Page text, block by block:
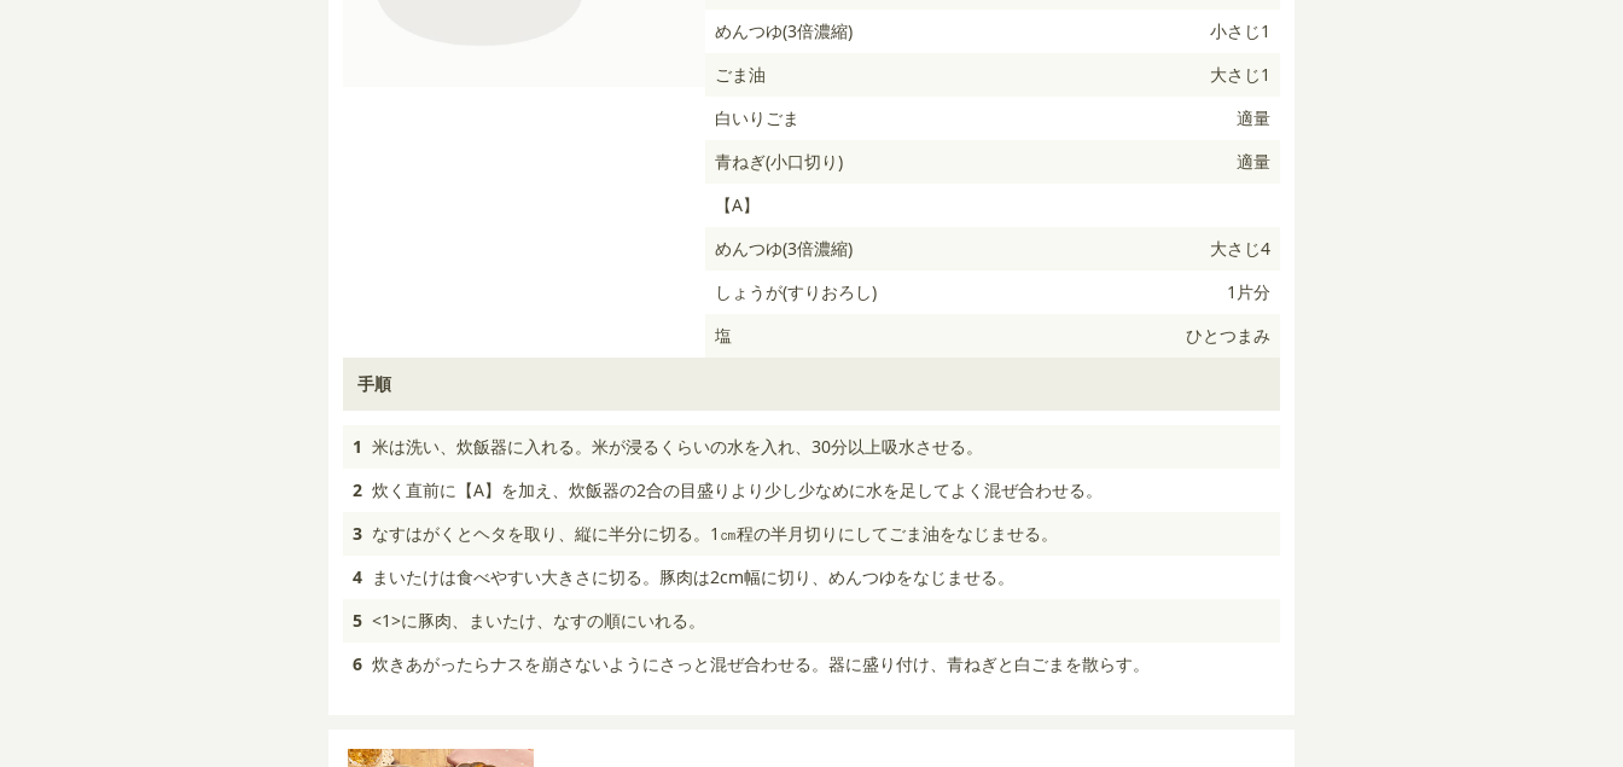
めんつゆ(3倍濃縮)
小さじ1
ごま油
大さじ1
白いりごま
適量
青ねぎ(小口切り)
適量
【A】
めんつゆ(3倍濃縮)
大さじ4
しょうが(すりおろし)
1片分
塩
ひとつまみ
手順
1 米は洗い、炊飯器に入れる。米が浸るくらいの水を入れ、30分以上吸水させる。
2 炊く直前に【A】を加え、炊飯器の2合の目盛りより少し少なめに水を足してよく混ぜ合わせる。
3 なすはがくとヘタを取り、縦に半分に切る。1㎝程の半月切りにしてごま油をなじませる。
4 まいたけは食べやすい大きさに切る。豚肉は2cm幅に切り、めんつゆをなじませる。
5 <1>に豚肉、まいたけ、なすの順にいれる。
6 炊きあがったらナスを崩さないようにさっと混ぜ合わせる。器に盛り付け、青ねぎと白ごまを散らす。